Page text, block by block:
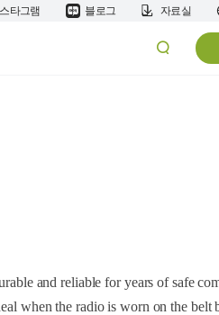
타그램 블로그 자료실
and reliable for years of safe
when the radio is worn on the belt